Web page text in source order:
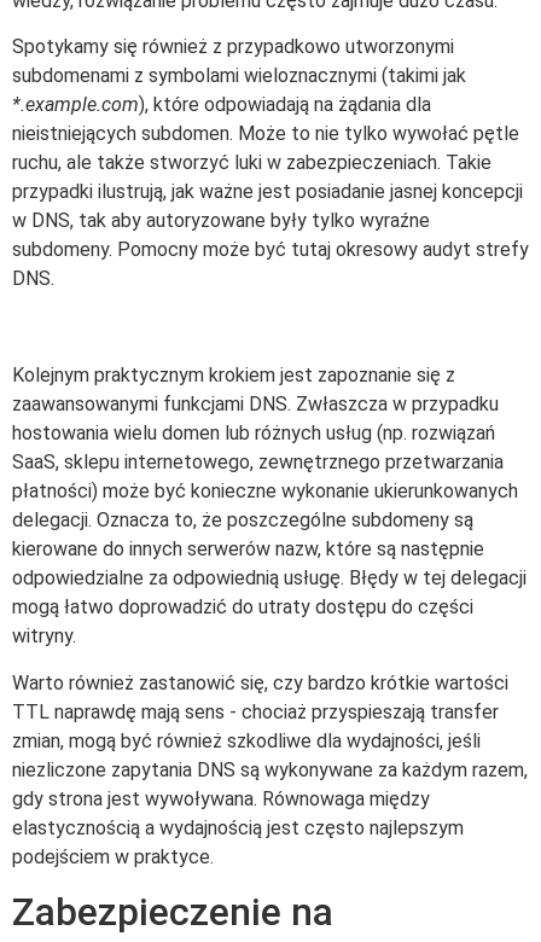
Spotykamy się również z przypadkowo utworzonymi
subdomenami z symbolami wieloznacznymi (takimi jak
*.example.com), które odpowiadają na żądania dla
nieistniejących subdomen. Może to nie tylko wywołać pętle
ruchu, ale także stworzyć luki w zabezpieczeniach. Takie
przypadki ilustrują, jak ważne jest posiadanie jasnej koncepcji
w DNS, tak aby autoryzowane były tylko wyraźne
subdomeny. Pomocny może być tutaj okresowy audyt strefy
DNS.
Kolejnym praktycznym krokiem jest zapoznanie się z
zaawansowanymi funkcjami DNS. Zwłaszcza w przypadku
hostowania wielu domen lub różnych usług (np. rozwiązań
SaaS, sklepu internetowego, zewnętrznego przetwarzania
płatności) może być konieczne wykonanie ukierunkowanych
delegacji. Oznacza to, że poszczególne subdomeny są
kierowane do innych serwerów nazw, które są następnie
odpowiedzialne za odpowiednią usługę. Błędy w tej delegacji
mogą łatwo doprowadzić do utraty dostępu do części
witryny.
Warto również zastanowić się, czy bardzo krótkie wartości
TTL naprawdę mają sens - chociaż przyspieszają transfer
zmian, mogą być również szkodliwe dla wydajności, jeśli
niezliczone zapytania DNS są wykonywane za każdym razem,
gdy strona jest wywoływana. Równowaga między
elastycznością a wydajnością jest często najlepszym
podejściem w praktyce.
Zabezpieczenie na